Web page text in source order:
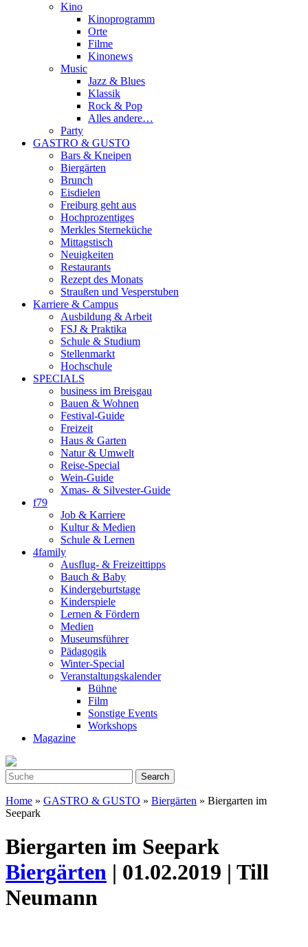
Kino
Kinoprogramm
Orte
Filme
Kinonews
Music
Jazz & Blues
Klassik
Rock & Pop
Alles andere…
Party
GASTRO & GUSTO
Bars & Kneipen
Biergärten
Brunch
Eisdielen
Freiburg geht aus
Hochprozentiges
Merkles Sterneküche
Mittagstisch
Neuigkeiten
Restaurants
Rezept des Monats
Straußen und Vesperstuben
Karriere & Campus
Ausbildung & Arbeit
FSJ & Praktika
Schule & Studium
Stellenmarkt
Hochschule
SPECIALS
business im Breisgau
Bauen & Wohnen
Festival-Guide
Freizeit
Haus & Garten
Natur & Umwelt
Reise-Special
Wein-Guide
Xmas- & Silvester-Guide
f79
Job & Karriere
Kultur & Medien
Schule & Lernen
4family
Ausflug- & Freizeittipps
Bauch & Baby
Kindergeburtstage
Kinderspiele
Lernen & Fördern
Medien
Museumsführer
Pädagogik
Winter-Special
Veranstaltungskalender
Bühne
Film
Sonstige Events
Workshops
Magazine
Home » GASTRO & GUSTO » Biergärten » Biergarten im
Seepark
Biergarten im Seepark
Biergärten | 01.02.2019 | Till
Neumann